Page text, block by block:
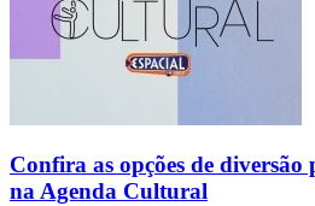
Confira as opções de diversão
na Agenda Cultural